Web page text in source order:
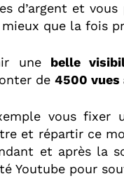
d’argent et
que la fois
une belle
de 4500 vues
vous fixer
et répartir ce
et après la
Youtube pour